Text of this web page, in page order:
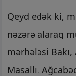
Qeyd edək ki,
nəzərə alaraq
mərhələsi Bakı,
Masallı,